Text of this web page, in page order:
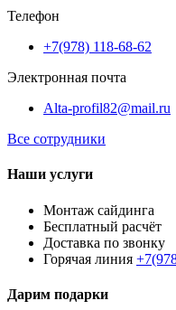
Телефон
+7(978) 118-68-62
Электронная почта
Alta-profil82@mail.ru
Все сотрудники
Наши услуги
Монтаж сайдинга
Бесплатный расчёт
Доставка по звонку
Горячая линия
Дарим подарки